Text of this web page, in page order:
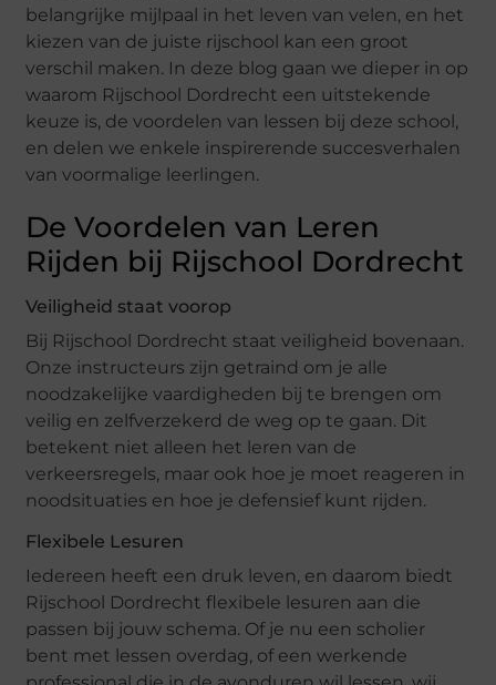
belangrijke mijlpaal in het leven van velen, en het
kiezen van de juiste rijschool kan een groot
verschil maken. In deze blog gaan we dieper in op
waarom Rijschool Dordrecht een uitstekende
keuze is, de voordelen van lessen bij deze school,
en delen we enkele inspirerende succesverhalen
van voormalige leerlingen.
De Voordelen van Leren
Rijden bij Rijschool Dordrecht
Veiligheid staat voorop
Bij Rijschool Dordrecht staat veiligheid bovenaan.
Onze instructeurs zijn getraind om je alle
noodzakelijke vaardigheden bij te brengen om
veilig en zelfverzekerd de weg op te gaan. Dit
betekent niet alleen het leren van de
verkeersregels, maar ook hoe je moet reageren in
noodsituaties en hoe je defensief kunt rijden.
Flexibele Lesuren
Iedereen heeft een druk leven, en daarom biedt
Rijschool Dordrecht flexibele lesuren aan die
passen bij jouw schema. Of je nu een scholier
bent met lessen overdag, of een werkende